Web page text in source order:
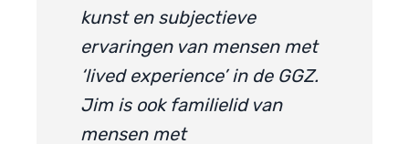
kunst en subjectieve
ervaringen van mensen met
‘lived experience’ in de GGZ.
Jim is ook familielid van
mensen met